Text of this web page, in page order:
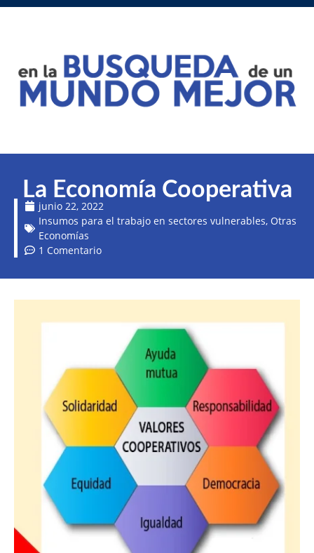
La Economía Cooperativa
junio 22, 2022
Insumos para el trabajo en sectores vulnerables, Otras
Economías
1 Comentario